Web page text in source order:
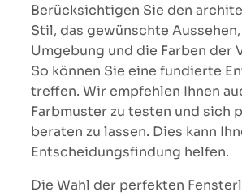
Berücksichtigen Sie den
Stil, das gewünschte
Umgebung und die Farben der
So können Sie eine fundierte
treffen. Wir empfehlen Ihnen
Farbmuster zu testen und sich
beraten zu lassen. Dies kann
Entscheidungsfindung helfen.
Die Wahl der perfekten